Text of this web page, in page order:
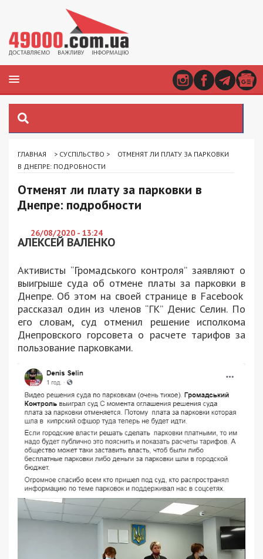
ГЛАВНАЯ > СУСПІЛЬСТВО >
ОТМЕНЯТ ЛИ ПЛАТУ ЗА ПАРКОВКИ
В ДНЕПРЕ: ПОДРОБНОСТИ
Отменят ли плату за парковки в
Днепре: подробности
26/08/2020 - 13:24
АЛЕКСЕЙ ВАЛЕНКО
Активисты “Громадського контроля” заявляют о
выигрыше суда об отмене платы за парковки в
Днепре. Об этом на своей странице в Facebook
рассказал один из членов “ГК” Денис Селин. По
его словам, суд отменил решение исполкома
Днепровского горсовета о расчете тарифов за
пользование парковками.